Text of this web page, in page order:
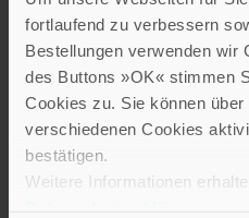
fortlaufend zu verbessern
Bestellungen verwenden wir
des Buttons »OK« stimmen
Cookies zu. Sie können
verschiedenen Cookies
bestätigen.
Weitere Informationen
Wohin steuern wir?